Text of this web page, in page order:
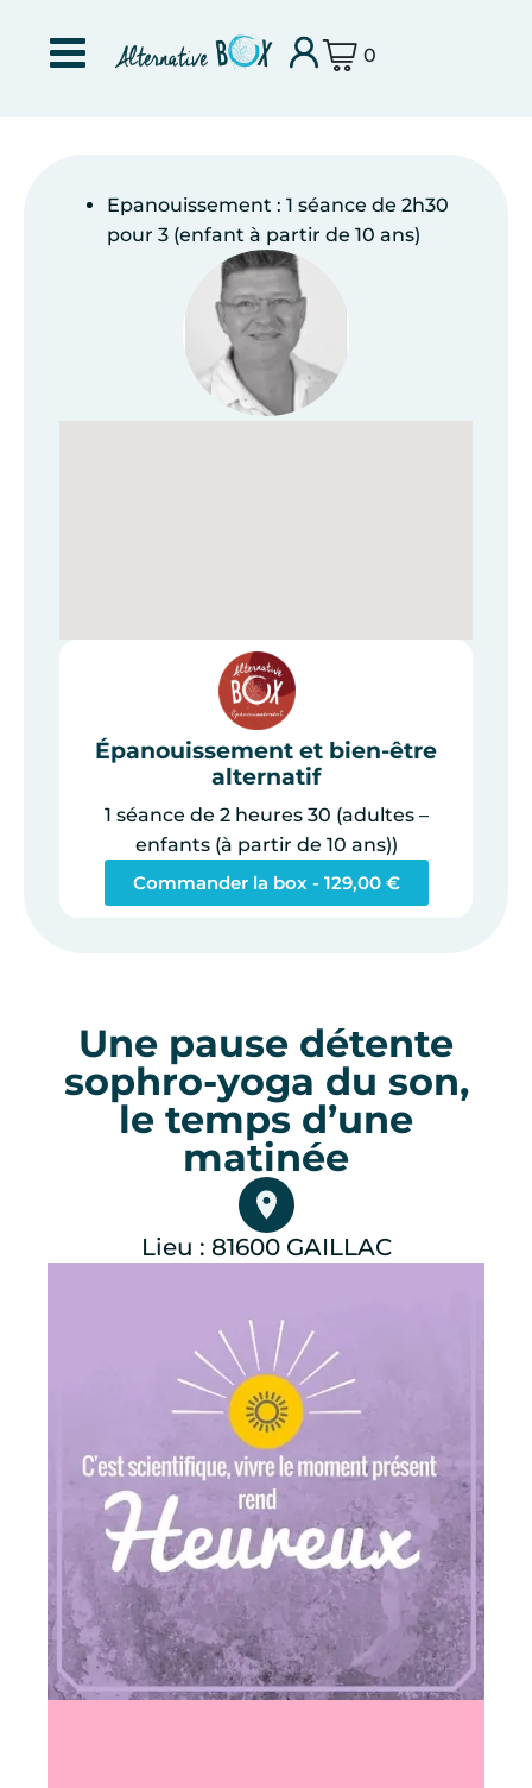
0
Une pause détente
sophro-yoga du son,
le temps d’une
matinée
Lieu : 81600 GAILLAC
Epanouissement : 1 séance de 2h30
pour 3 (enfant à partir de 10 ans)
Épanouissement et bien-être
alternatif
1 séance de 2 heures 30 (adultes –
enfants (à partir de 10 ans))
Commander la box - 129,00 €